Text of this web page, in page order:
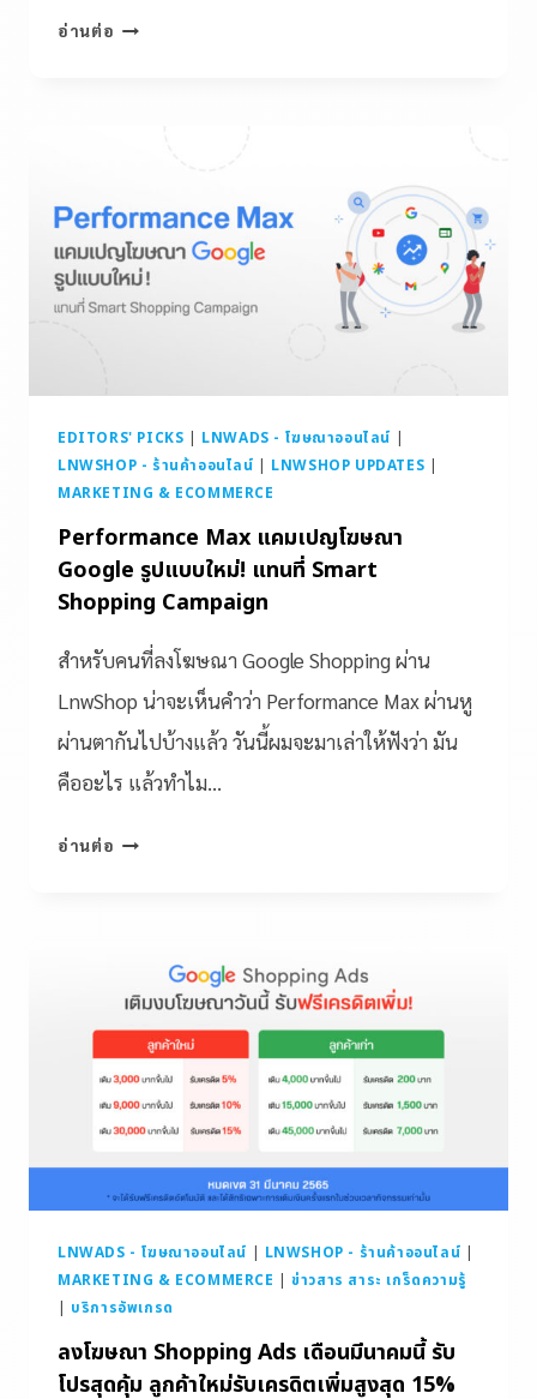
อ่านต่อ
EDITORS' PICKS | LNWADS - โฆษณาออนไลน์ |
LNWSHOP - ร้านค้าออนไลน์ | LNWSHOP UPDATES |
MARKETING & ECOMMERCE
Performance Max แคมเปญโฆษณา
Google รูปแบบใหม่! แทนที่ Smart
Shopping Campaign
สำหรับคนที่ลงโฆษณา Google Shopping ผ่าน
LnwShop น่าจะเห็นคำว่า Performance Max ผ่านหู
ผ่านตากันไปบ้างแล้ว วันนี้ผมจะมาเล่าให้ฟังว่า มัน
คืออะไร แล้วทำไม…
อ่านต่อ
LNWADS - โฆษณาออนไลน์ | LNWSHOP - ร้านค้าออนไลน์ |
MARKETING & ECOMMERCE |ข่าวสาร สาระ เกร็ดความรู้
| บริการอัพเกรด
ลงโฆษณา Shopping Ads เดือนมีนาคมนี้ รับ
โปรสุดคุ้ม ลูกค้าใหม่รับเครดิตเพิ่มสูงสุด 15%